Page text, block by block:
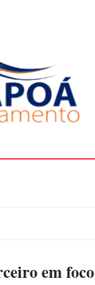
em foco